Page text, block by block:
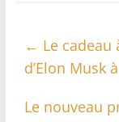
← Le cadeau
d’Elon Musk
Le nouveau